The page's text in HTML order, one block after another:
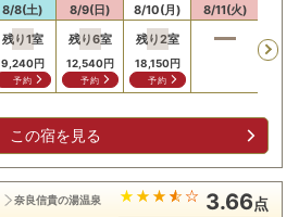
8/8(土)
残り1室
9,240円
予約
8/9(日)
残り6室
12,540円
予約
8/10(月)
残り2室
18,150円
予約
8/11(火)
残り
この宿を見る
奈良信貴の湯温泉 3.66点